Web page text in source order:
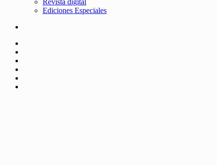
Revista digital
Ediciones Especiales